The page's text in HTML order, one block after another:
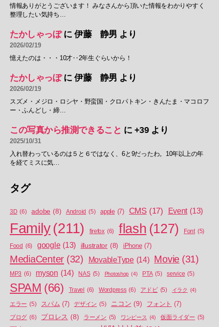
情報ありがとうございます！ みなさんから頂いた情報をわかりやすく
整理したい気持ち…
たかしゃっぽに 伊藤 静男 より
2026/02/19
憶えたのは・・・10才‥2年生ぐらいから！
たかしゃっぽに 伊藤 静男 より
2026/02/19
スズメ・メジロ・ロシヤ・野蛮国・クロパトキン・きんたま・マコロフ
ー・ふんどし・締…
この写真から推測できること に +39より
2025/10/31
入れ替わっているのは５と６ではなく、6と9だったわ。10年以上の年
を経てミスに気…
タグ
3D (6) adobe (8) Android (5) apple (7) CMS (17) Event (13)
Family(211) firefox (6) flash (127) Font (5)
Food (6) google (13) illustrator (8) iPhone (7)
MediaCenter (32) MovableType (14) Movie (31)
MP3 (6) myson (14) NAS (5) Photoshop (4) PTA (5) service (5)
SPAM (66) Travel (6) Wordpress (6) アドビ (5) イラク (4)
エラー (5) スパム (7) デザイン (5) ニコン (9) フォント (7)
ブログ (6) プロレス (8) ラーメン (5) ワンピース (4) 仮面ライダー (5)